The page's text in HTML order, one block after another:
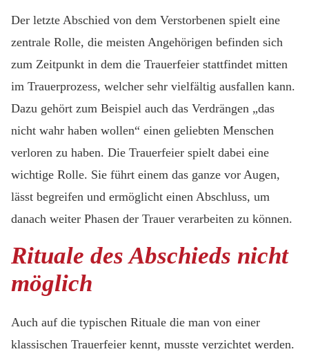
Der letzte Abschied von dem Verstorbenen spielt eine
zentrale Rolle, die meisten Angehörigen befinden sich
zum Zeitpunkt in dem die Trauerfeier stattfindet mitten
im Trauerprozess, welcher sehr vielfältig ausfallen kann.
Dazu gehört zum Beispiel auch das Verdrängen „das
nicht wahr haben wollen“ einen geliebten Menschen
verloren zu haben. Die Trauerfeier spielt dabei eine
wichtige Rolle. Sie führt einem das ganze vor Augen,
lässt begreifen und ermöglicht einen Abschluss, um
danach weiter Phasen der Trauer verarbeiten zu können.
Rituale des Abschieds nicht
möglich
Auch auf die typischen Rituale die man von einer
klassischen Trauerfeier kennt, musste verzichtet werden.